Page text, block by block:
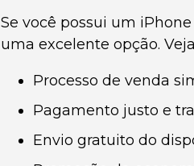
Se você possui um
uma excelente opção.
Processo de venda
Pagamento justo e
Envio gratuito do